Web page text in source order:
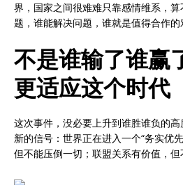
界，国家之间很难难只靠感情维系，
题，谁能解决问题，谁就是值得合作的
不是谁输了谁赢
更适应这个时代
这次事件，没必要上升到谁胜谁负的
新的信号：世界正在进入一个“务实优
但不能压倒一切；联盟关系有价值，但